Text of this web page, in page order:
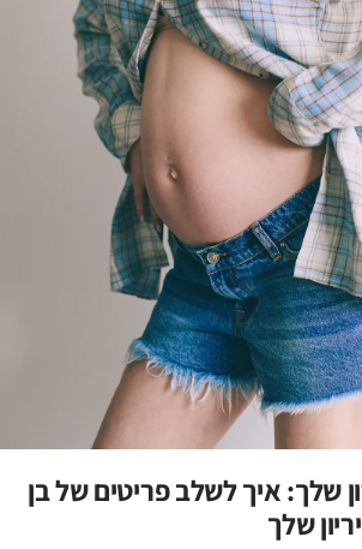
שלך: איך לשלב פריטים של בן
שלך